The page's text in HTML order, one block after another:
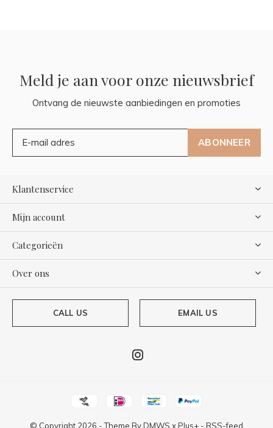
Meld je aan voor onze nieuwsbrief
Ontvang de nieuwste aanbiedingen en promoties
ABONNEER
Klantenservice
Mijn account
Categorieën
Over ons
CALL US EMAIL US
© Copyright 2026 - Theme ByDMWS xPlus+ - RSS-feed